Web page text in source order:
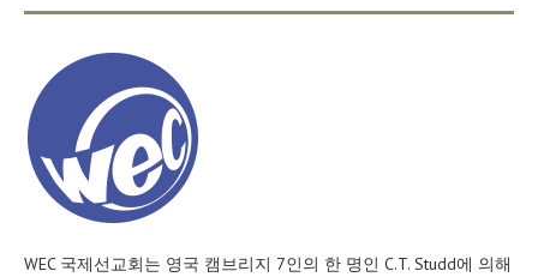
WEC 국제선교회는 영국 캠브리지 7인의 한 명인 C.T. Studd에 의해